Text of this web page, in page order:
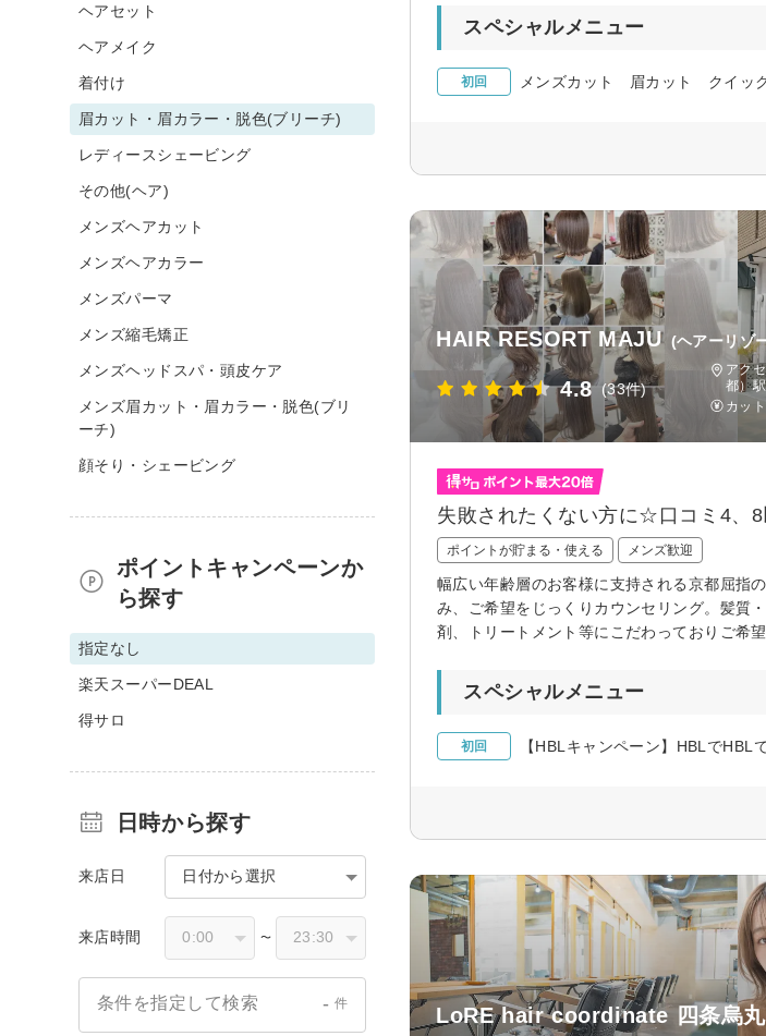
スペシャルメニュー
初回 メンズカット 眉カット クイッ
HAIR RESORT MAJU (ヘアーリゾ
4.8 (33件)
アク
都）
カッ
失敗されたくない方に☆口コミ4
ポイントが貯まる・使える メンズ歓迎
幅広い年齢層のお客様に支持される京都屈指
み、ご希望をじっくりカウンセリング。髪質
剤、トリートメント等にこだわっておりご希
スペシャルメニュー
初回 【HBLキャンペーン】HBLで
LoRE hair coordinate 四条烏
ヘアセット
ヘアメイク
着付け
眉カット・眉カラー・脱色(ブリーチ)
レディースシェービング
その他(ヘア)
メンズヘアカット
メンズヘアカラー
メンズパーマ
メンズ縮毛矯正
メンズヘッドスパ・頭皮ケア
メンズ眉カット・眉カラー・脱色(ブリ
ーチ)
顔そり・シェービング
ポイントキャンペーンか
ら探す
指定なし
楽天スーパーDEAL
得サロ
日時から探す
来店日 日付から選択
来店時間 〜
条件を指定して検索 - 件